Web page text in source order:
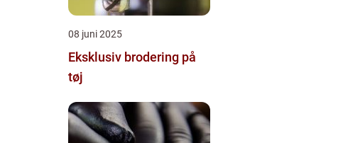
08 juni 2025
Eksklusiv brodering på
tøj